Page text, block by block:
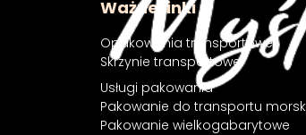
Ważne linki
Opakowania transportowe
Skrzynie transportowe
Usługi pakowania
Pakowanie do transportu
Pakowanie wielkogabarytowe